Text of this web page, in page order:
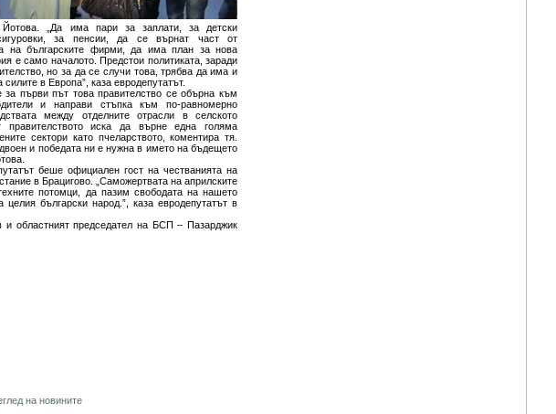
„Да има пари за заплати, за детски
за пенсии, да се върнат част от
на българските фирми, да има план за нова
е само началото. Предстои политиката, заради
но за да се случи това, трябва да има и
в Европа”, каза евродепутатът.
за първи път това правителство се обърна към
и направи стъпка към по-равномерно
между отделните отрасли в селското
иска да върне една голяма
сектори като пчеларството, коментира тя.
и победата ни е нужна в името на бъдещето
беше официален гост на честванията на
в Брацигово. „Саможертвата на априлските
потомци, да пазим свободата на нашето
български народ.”, каза евродепутатът в
областният председател на БСП – Пазарджик
на новините